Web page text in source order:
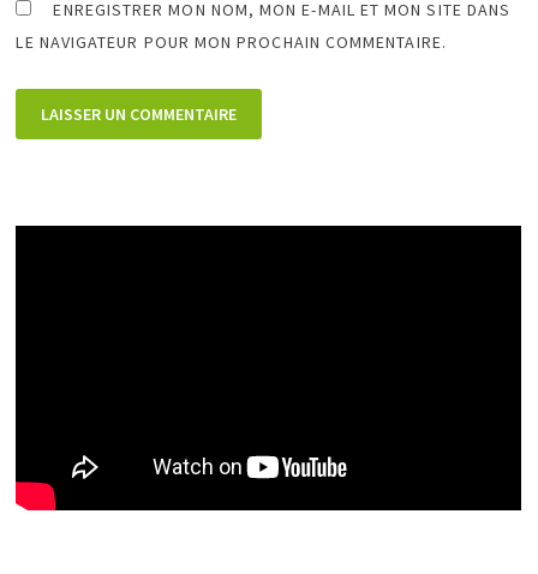
ENREGISTRER MON NOM, MON E-MAIL ET MON SITE DANS
LE NAVIGATEUR POUR MON PROCHAIN COMMENTAIRE.